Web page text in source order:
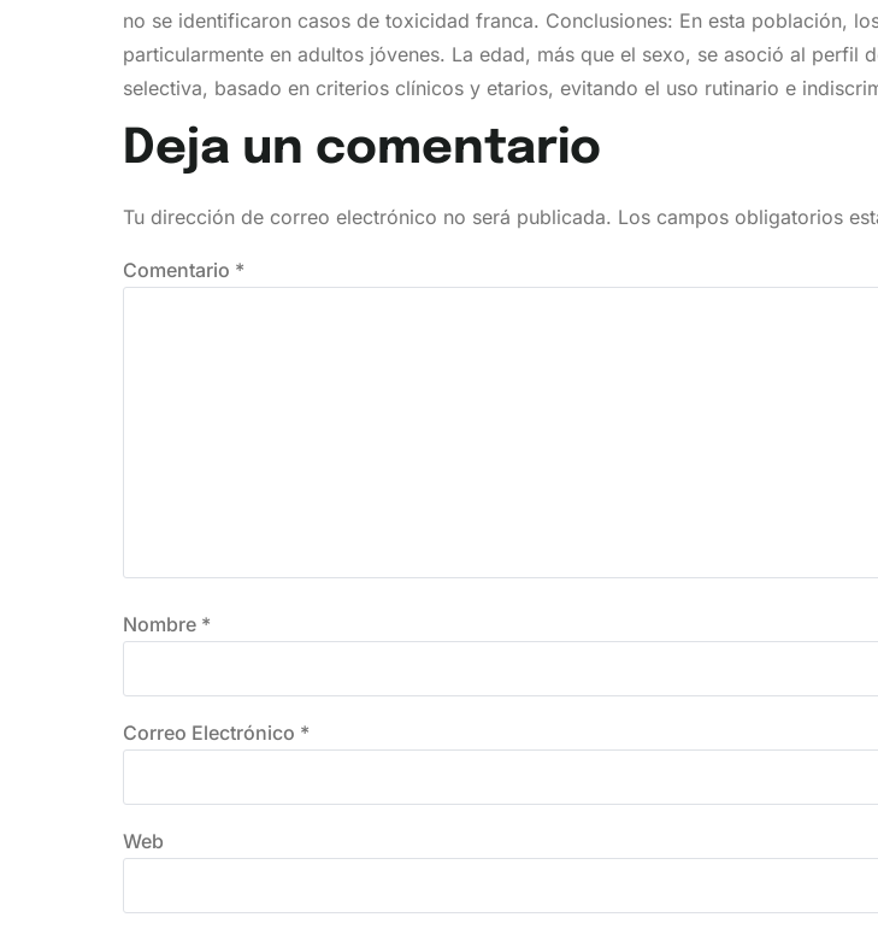
no se identificaron casos de toxicidad franca. Conclusiones: En esta población,
particularmente en adultos jóvenes. La edad, más que el sexo, se asoció al perfil
selectiva, basado en criterios clínicos y etarios, evitando el uso rutinario e
Deja un comentario
Tu dirección de correo electrónico no será publicada. Los campos obligatorios
Comentario *
Nombre *
Correo Electrónico *
Web